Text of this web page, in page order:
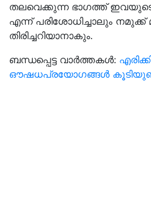
തലവെക്കുന്ന ഭാഗത്ത്
എന്ന് പരിശോധിച്ചാലും നമുക്ക്
തിരിച്ചറിയാനാകും.
ബന്ധപ്പെട്ട വാർത്തകൾ:
ഔഷധപ്രയോഗങ്ങൾ